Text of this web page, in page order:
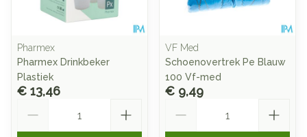
Pharmex
Pharmex Drinkbeker
Plastiek
€ 13,46
VF Med
Schoenovertrek Pe Blauw
100 Vf-med
€ 9,49